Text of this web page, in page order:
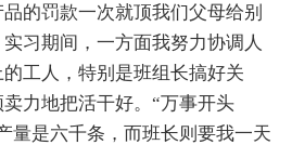
的罚款一次就顶我们父母给别
习期间，一方面我努力协调人
工人，特别是班组长搞好关
力地把活干好。“万事开头
量是六千条，而班长则要我一天